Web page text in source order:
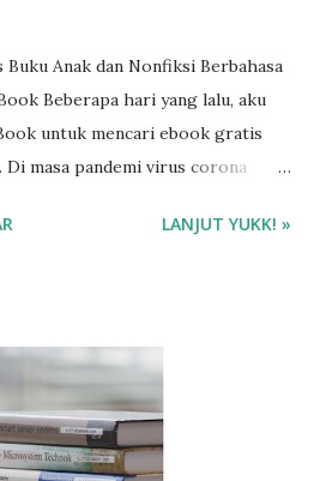
Anak dan Nonfiksi Berbahasa
Beberapa hari yang lalu, aku
untuk mencari ebook gratis
Di masa pandemi virus corona
itu bisa didownload gratis
kamu bisa mencari judul
Book dengan memasukkan judul
saat kamu mencari
ya. Karena aku tak tahu sampai
LANJUT YUKK! »